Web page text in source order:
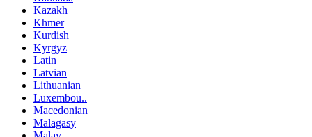
Kazakh
Khmer
Kurdish
Kyrgyz
Latin
Latvian
Lithuanian
Luxembou..
Macedonian
Malagasy